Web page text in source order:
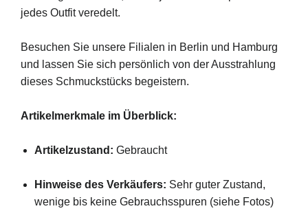
jedes Outfit veredelt.
Besuchen Sie unsere Filialen in Berlin und Hamburg
und lassen Sie sich persönlich von der Ausstrahlung
dieses Schmuckstücks begeistern.
Artikelmerkmale im Überblick:
Artikelzustand: Gebraucht
Hinweise des Verkäufers: Sehr guter Zustand,
wenige bis keine Gebrauchsspuren (siehe Fotos)